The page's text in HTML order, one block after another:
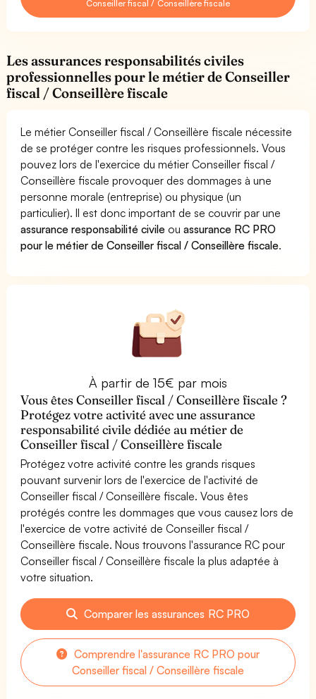
Conseiller fiscal / Conseillère fiscale
Les assurances responsabilités civiles
professionnelles pour le métier de Conseiller
fiscal / Conseillère fiscale
Le métier Conseiller fiscal / Conseillère fiscale nécessite
de se protéger contre les risques professionnels. Vous
pouvez lors de l'exercice du métier Conseiller fiscal /
Conseillère fiscale provoquer des dommages à une
personne morale (entreprise) ou physique (un
particulier). Il est donc important de se couvrir par une
assurance responsabilité civile ouassurance RC PRO
pour le métier de Conseiller fiscal / Conseillère fiscale.
À partir de 15€ par mois
Vous êtes Conseiller fiscal / Conseillère fiscale ?
Protégez votre activité avec une assurance
responsabilité civile dédiée au métier de
Conseiller fiscal / Conseillère fiscale
Protégez votre activité contre les grands risques
pouvant survenir lors de l'exercice de l'activité de
Conseiller fiscal / Conseillère fiscale. Vous êtes
protégés contre les dommages que vous causez lors de
l'exercice de votre activité de Conseiller fiscal /
Conseillère fiscale. Nous trouvons l'assurance RC pour
Conseiller fiscal / Conseillère fiscale la plus adaptée à
votre situation.
Comparer les assurances RC PRO
Comprendre l'assurance RC PRO pour
Conseiller fiscal / Conseillère fiscale